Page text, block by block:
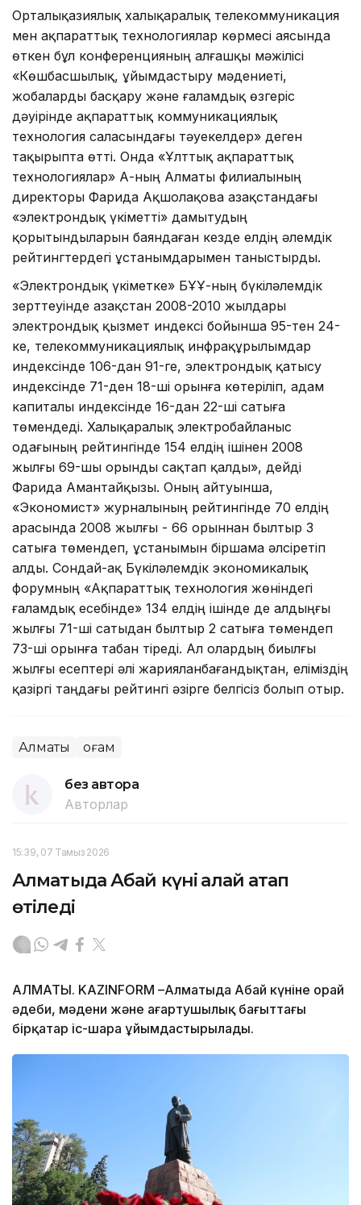
Орталықазиялық халықаралық телекоммуникация
мен ақпараттық технологиялар көрмесі аясында
өткен бұл конференцияның алғашқы мәжілісі
«Көшбасшылық, ұйымдастыру мәдениеті,
жобаларды басқару және ғаламдық өзгеріс
дәуірінде ақпараттық коммуникациялық
технология саласындағы тәуекелдер» деген
тақырыпта өтті. Онда «Ұлттық ақпараттық
технологиялар» АҚ-ның Алматы филиалының
директоры Фарида Ақшолақова Қазақстандағы
«электрондық үкіметті» дамытудың
қорытындыларын баяндаған кезде елдің әлемдік
рейтингтердегі ұстанымдарымен таныстырды.
«Электрондық үкіметке» БҰҰ-ның бүкіләлемдік
зерттеуінде Қазақстан 2008-2010 жылдары
электрондық қызмет индексі бойынша 95-тен 24-
ке, телекоммуникациялық инфрақұрылымдар
индексінде 106-дан 91-ге, электрондық қатысу
индексінде 71-ден 18-ші орынға көтеріліп, адам
капиталы индексінде 16-дан 22-ші сатыға
төмендеді. Халықаралық электробайланыс
одағының рейтингінде 154 елдің ішінен 2008
жылғы 69-шы орынды сақтап қалды», дейді
Фарида Амантайқызы. Оның айтуынша,
«Экономист» журналының рейтингінде 70 елдің
арасында 2008 жылғы - 66 орыннан былтыр 3
сатыға төмендеп, ұстанымын біршама әлсіретіп
алды. Сондай-ақ Бүкіләлемдік экономикалық
форумның «Ақпараттық технология жөніндегі
ғаламдық есебінде» 134 елдің ішінде де алдыңғы
жылғы 71-ші сатыдан былтыр 2 сатыға төмендеп
73-ші орынға табан тіреді. Ал олардың биылғы
жылғы есептері әлі жарияланбағандықтан, еліміздің
қазіргі таңдағы рейтингі әзірге белгісіз болып отыр.
Алматы Қоғам
без автора
Авторлар
15:39, 07 Тамыз 2026
Алматыда Абай күні қалай атап
өтіледі
АЛМАТЫ. KAZINFORM –Алматыда Абай күніне орай
әдеби, мәдени және ағартушылық бағыттағы
бірқатар іс-шара ұйымдастырылады.